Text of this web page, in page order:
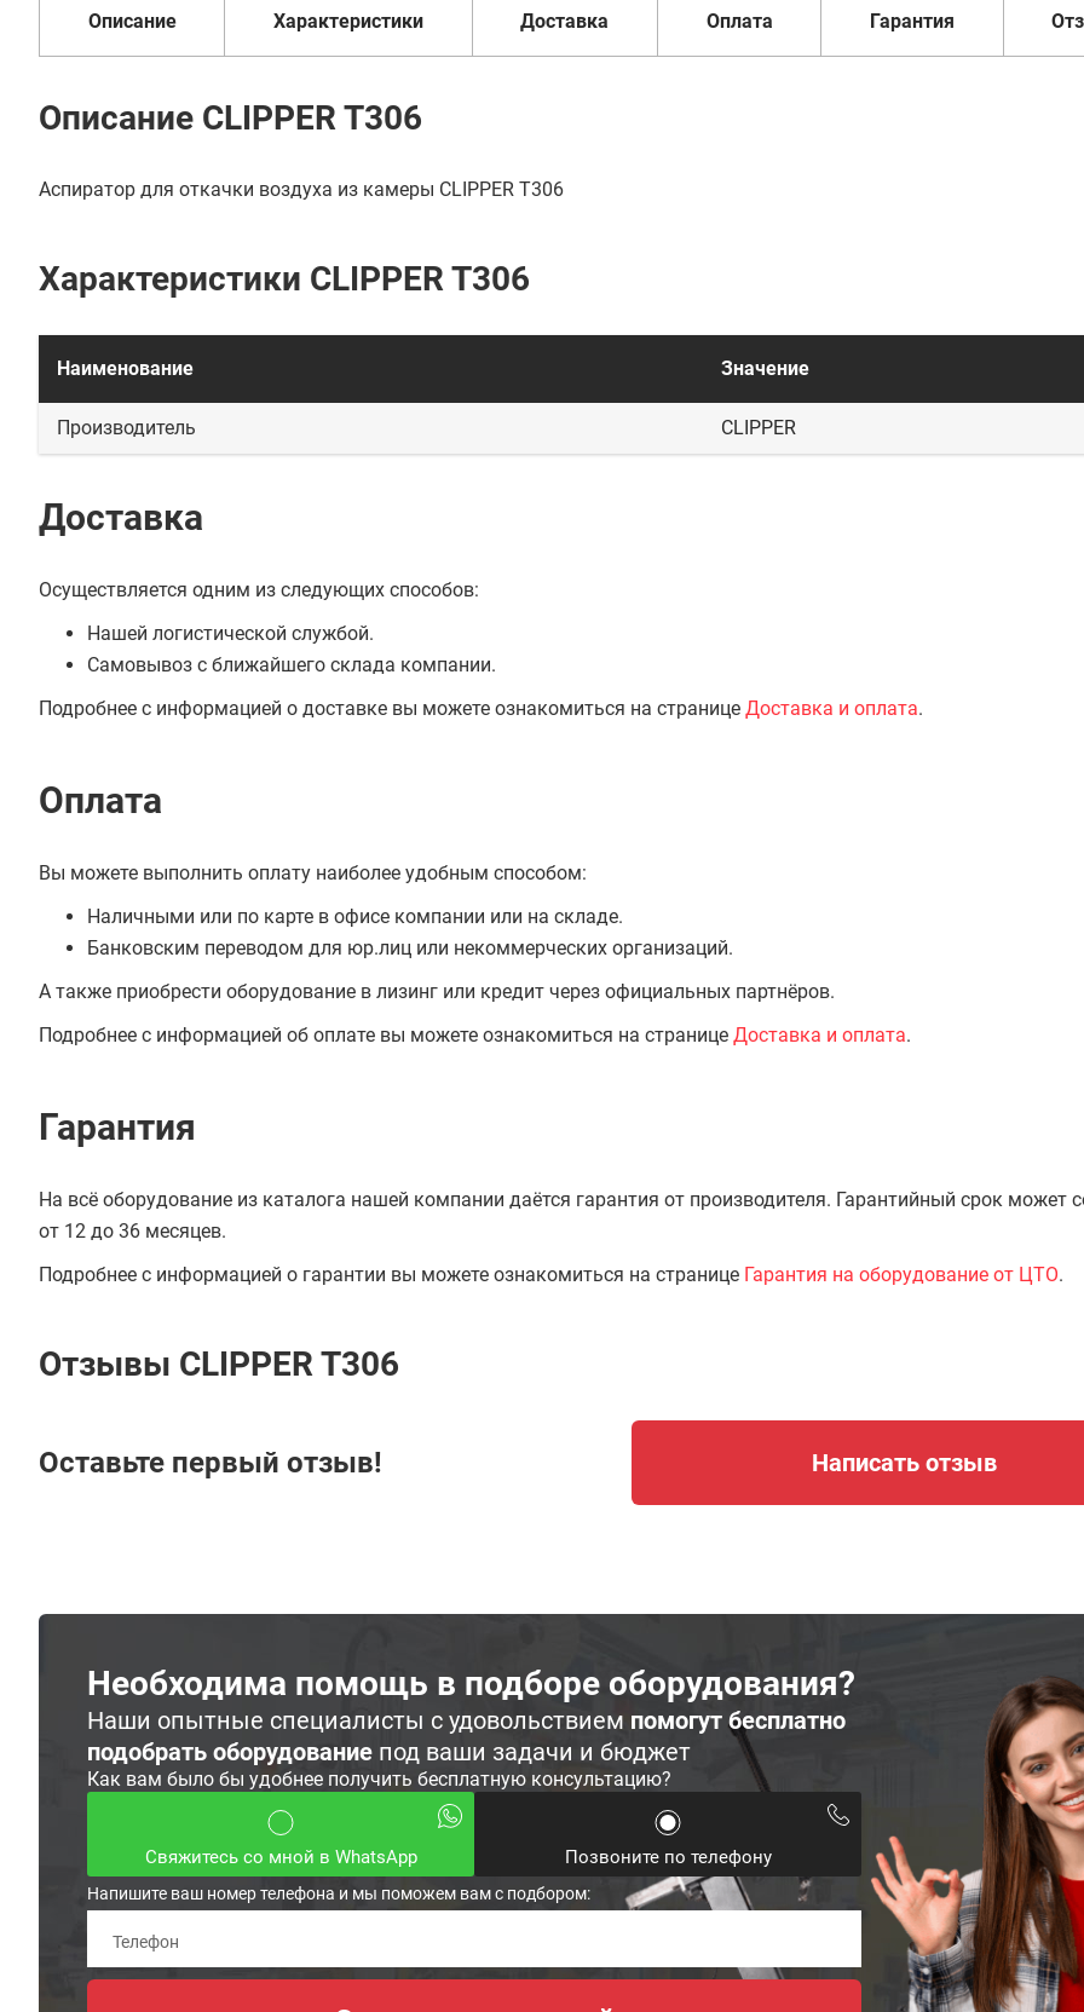
Описание Характеристики Доставка Оплата Гарантия
Описание CLIPPER T306
Аспиратор для откачки воздуха из камеры CLIPPER T306
Характеристики CLIPPER T306
Наименование Значение
Производитель CLIPPER
Доставка
Осуществляется одним из следующих способов:
Нашей логистической службой.
Самовывоз с ближайшего склада компании.
Подробнее с информацией о доставке вы можете ознакомиться на странице Доставка и оплата.
Оплата
Вы можете выполнить оплату наиболее удобным способом:
Наличными или по карте в офисе компании или на складе.
Банковским переводом для юр.лиц или некоммерческих организаций.
А также приобрести оборудование в лизинг или кредит через официальных партнёров.
Подробнее с информацией об оплате вы можете ознакомиться на странице Доставка и оплата.
Гарантия
На всё оборудование из каталога нашей компании даётся гарантия от производителя. Гарантийный срок может
от 12 до 36 месяцев.
Подробнее с информацией о гарантии вы можете ознакомиться на странице Гарантия на оборудование от ЦТО.
Отзывы CLIPPER T306
Оставьте первый отзыв! Написать отзыв
Необходима помощь в подборе оборудования?
Наши опытные специалисты с удовольствием помогут бесплатно
подобрать оборудование под ваши задачи и бюджет
Как вам было бы удобнее получить бесплатную консультацию?
Свяжитесь со мной в WhatsApp Позвоните по телефону
Напишите ваш номер телефона и мы поможем вам с подбором: